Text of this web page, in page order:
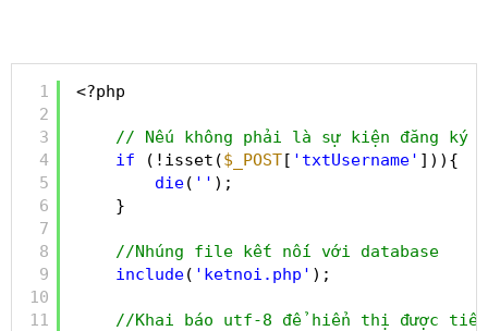
1
2
3
4
5
6
7
8
9
10
11
<?php
// Nếu không phải là sự kiện đăng ký
if
(!isset($_POST[ 'txtUsername' ])){
die( '' );
}
//Nhúng file kết nối với database
include( 'ketnoi.php' );
//Khai báo utf-8 để hiển thị được